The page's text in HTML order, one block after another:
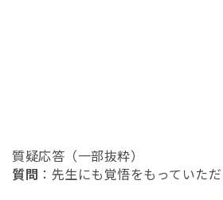
質疑応答（一部抜粋）
質問 ：先生にも覚悟をもっていた